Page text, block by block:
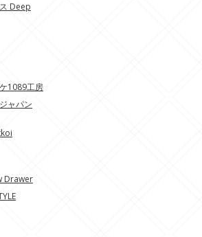
Deep
1089工房
ャパン
Drawer